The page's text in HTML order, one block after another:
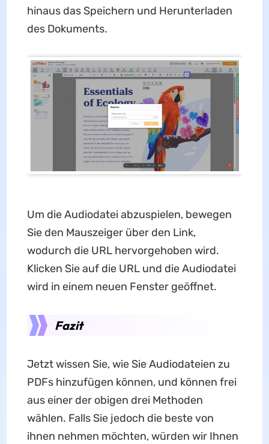
hinaus das Speichern und Herunterladen
des Dokuments.
Um die Audiodatei abzuspielen, bewegen
Sie den Mauszeiger über den Link,
wodurch die URL hervorgehoben wird.
Klicken Sie auf die URL und die Audiodatei
wird in einem neuen Fenster geöffnet.
Fazit
Jetzt wissen Sie, wie Sie Audiodateien zu
PDFs hinzufügen können, und können frei
aus einer der obigen drei Methoden
wählen. Falls Sie jedoch die beste von
ihnen nehmen möchten, würden wir Ihnen